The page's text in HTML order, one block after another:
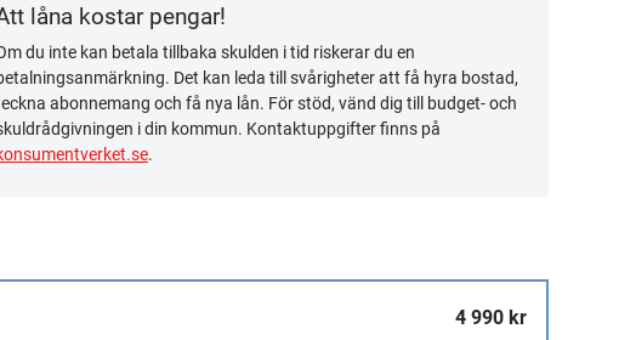
låna kostar pengar!
du inte kan betala tillbaka skulden i tid riskerar du en
Det kan leda till svårigheter att få hyra bostad,
abonnemang och få nya lån. För stöd, vänd dig till budget- och
i din kommun. Kontaktuppgifter finns på
.
4 990 kr